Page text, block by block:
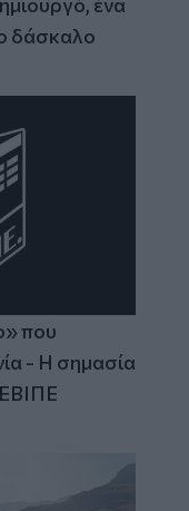
δάσκαλο
που
- Η σημασία